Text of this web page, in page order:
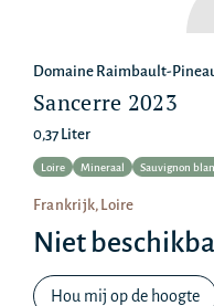
Domaine Raimbault-
Sancerre 2023
0,37 Liter
Loire Mineraal Sauvignon
Frankrijk, Loire
Niet
Hou mij op de hoogte